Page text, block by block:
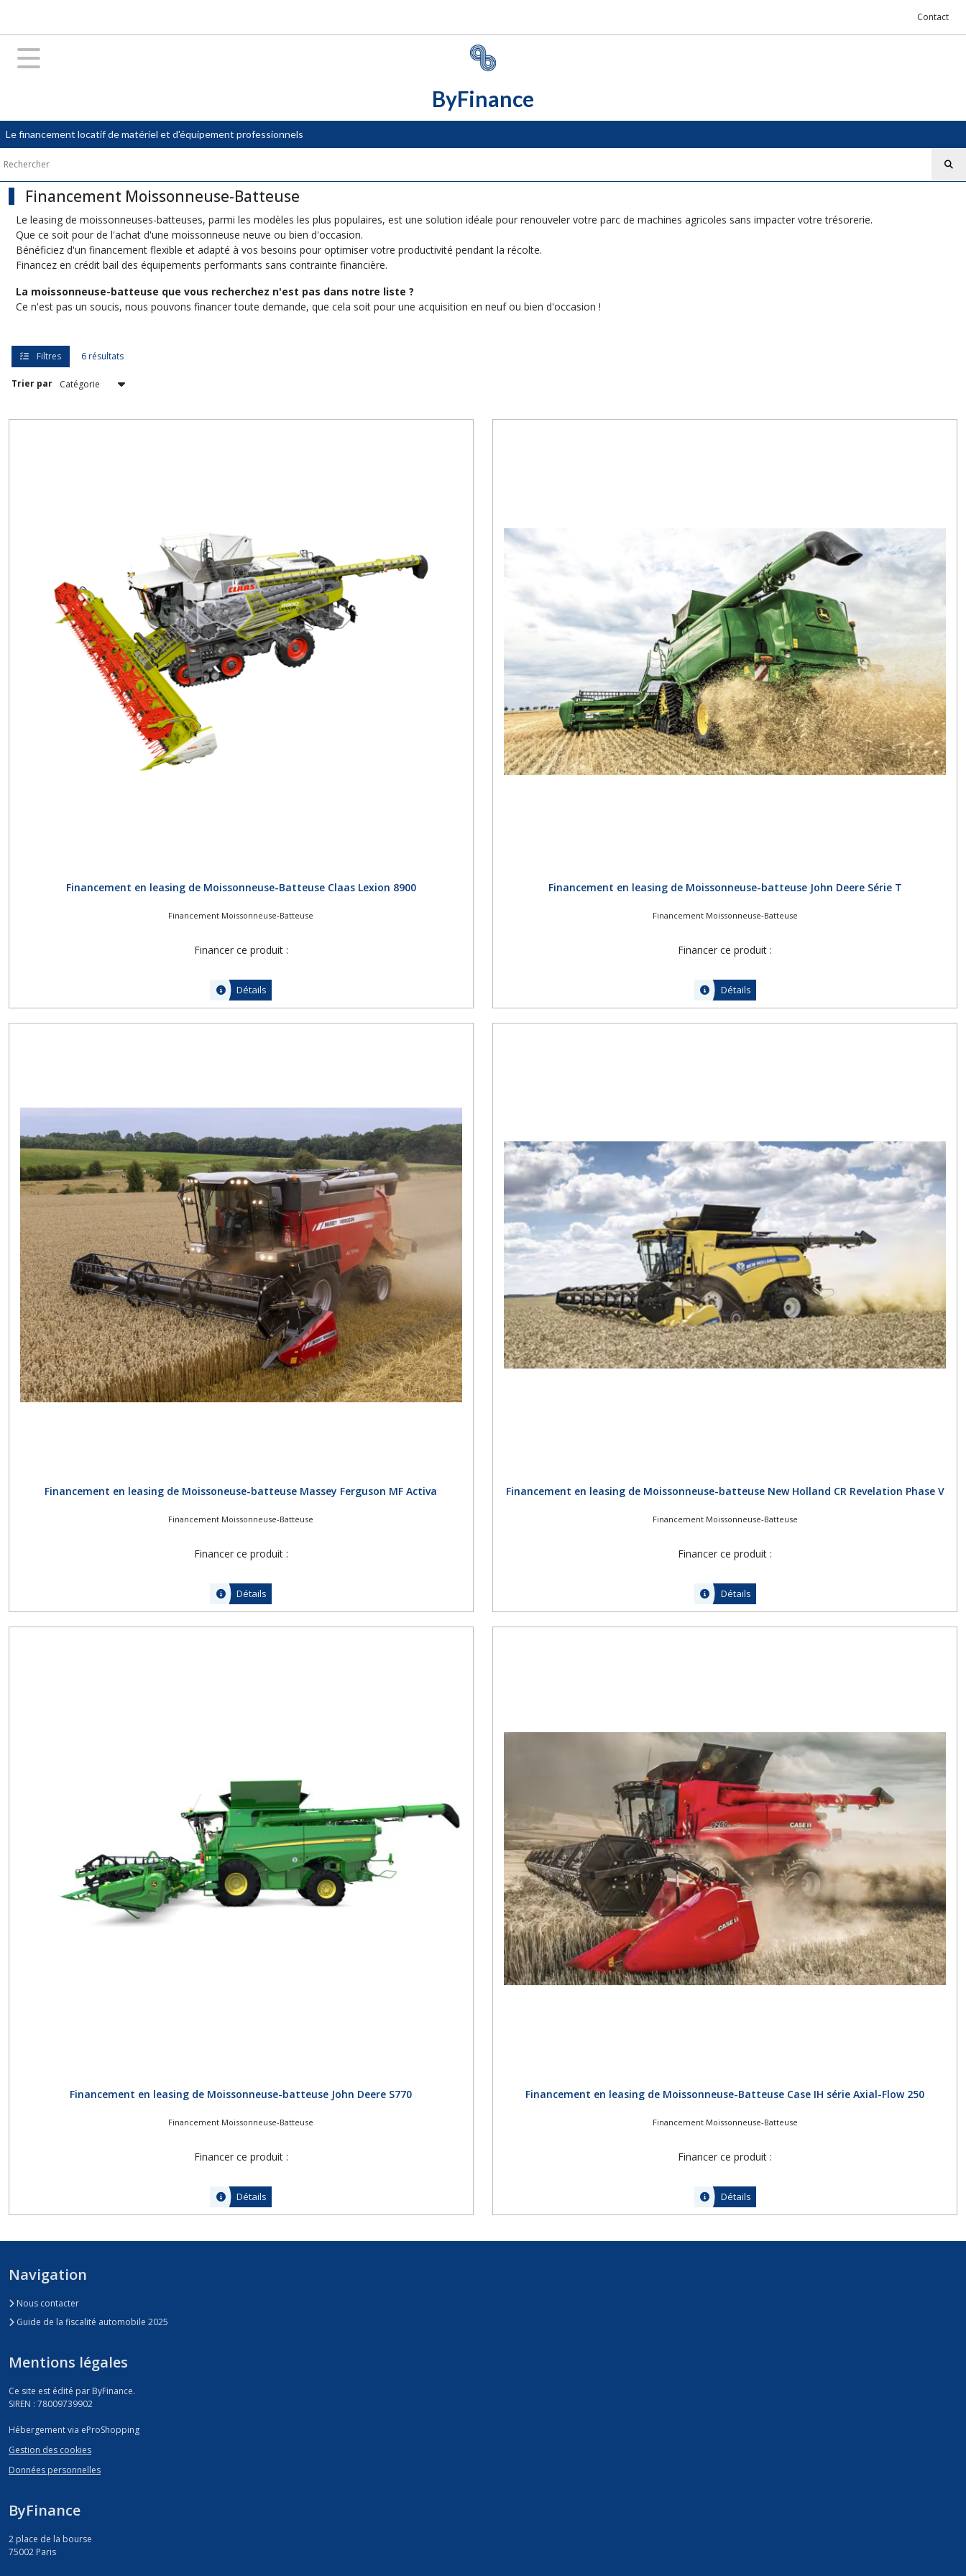
Contact
ByFinance
Le financement locatif de matériel et d'équipement professionnels
Financement Moissonneuse-Batteuse
Le leasing de moissonneuses-batteuses, parmi les modèles les plus populaires, est une solution idéale pour renouveler votre parc de machines agricoles sans impacter votre trésorerie.
Que ce soit pour de l'achat d'une moissonneuse neuve ou bien d'occasion.
Bénéficiez d'un financement flexible et adapté à vos besoins pour optimiser votre productivité pendant la récolte.
Financez en crédit bail des équipements performants sans contrainte financière.
La moissonneuse-batteuse que vous recherchez n'est pas dans notre liste ?
Ce n'est pas un soucis, nous pouvons financer toute demande, que cela soit pour une acquisition en neuf ou bien d'occasion !
Filtres 6 résultats
Trier par
Financement en leasing de Moissonneuse-Batteuse Claas Lexion 8900
Financement Moissonneuse-Batteuse
Financer ce produit :
Détails
Financement en leasing de Moissonneuse-batteuse John Deere Série T
Financement Moissonneuse-Batteuse
Financer ce produit :
Détails
Financement en leasing de Moissoneuse-batteuse Massey Ferguson MF Activa
Financement Moissonneuse-Batteuse
Financer ce produit :
Détails
Financement en leasing de Moissonneuse-batteuse New Holland CR Revelation Phase V
Financement Moissonneuse-Batteuse
Financer ce produit :
Détails
Financement en leasing de Moissonneuse-batteuse John Deere S770
Financement Moissonneuse-Batteuse
Financer ce produit :
Détails
Financement en leasing de Moissonneuse-Batteuse Case IH série Axial-Flow 250
Financement Moissonneuse-Batteuse
Financer ce produit :
Détails
FILTRES
Agriculture
Tracteur
(5)
Financement
Moissonneuse-
Batteuse
(4)
(4)
Navigation
Nous contacter
Guide de la fiscalité automobile 2025
Mentions légales
Ce site est édité par ByFinance.
SIREN : 78009739902
Hébergement via eProShopping
Gestion des cookies
Données personnelles
ByFinance
2 place de la bourse
75002 Paris